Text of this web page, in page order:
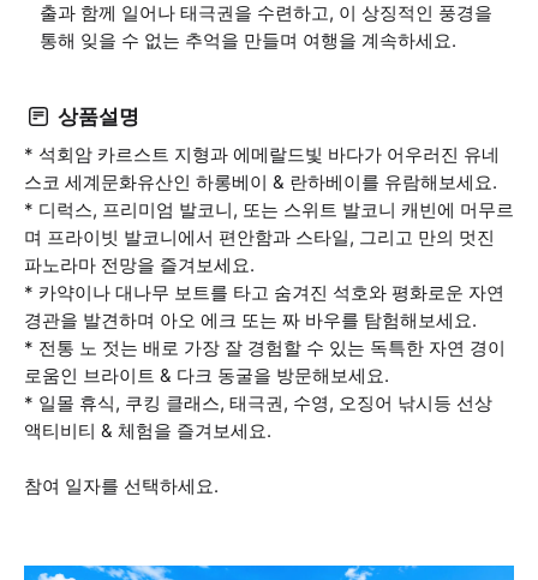
출과 함께 일어나 태극권을 수련하고, 이 상징적인 풍경을
통해 잊을 수 없는 추억을 만들며 여행을 계속하세요.
상품설명
* 석회암 카르스트 지형과 에메랄드빛 바다가 어우러진 유네
스코 세계문화유산인 하롱베이 & 란하베이를 유람해보세요.
* 디럭스, 프리미엄 발코니, 또는 스위트 발코니 캐빈에 머무르
며 프라이빗 발코니에서 편안함과 스타일, 그리고 만의 멋진
파노라마 전망을 즐겨보세요.
* 카약이나 대나무 보트를 타고 숨겨진 석호와 평화로운 자연
경관을 발견하며 아오 에크 또는 짜 바우를 탐험해보세요.
* 전통 노 젓는 배로 가장 잘 경험할 수 있는 독특한 자연 경이
로움인 브라이트 & 다크 동굴을 방문해보세요.
* 일몰 휴식, 쿠킹 클래스, 태극권, 수영, 오징어 낚시등 선상
액티비티 & 체험을 즐겨보세요.
참여 일자를 선택하세요.